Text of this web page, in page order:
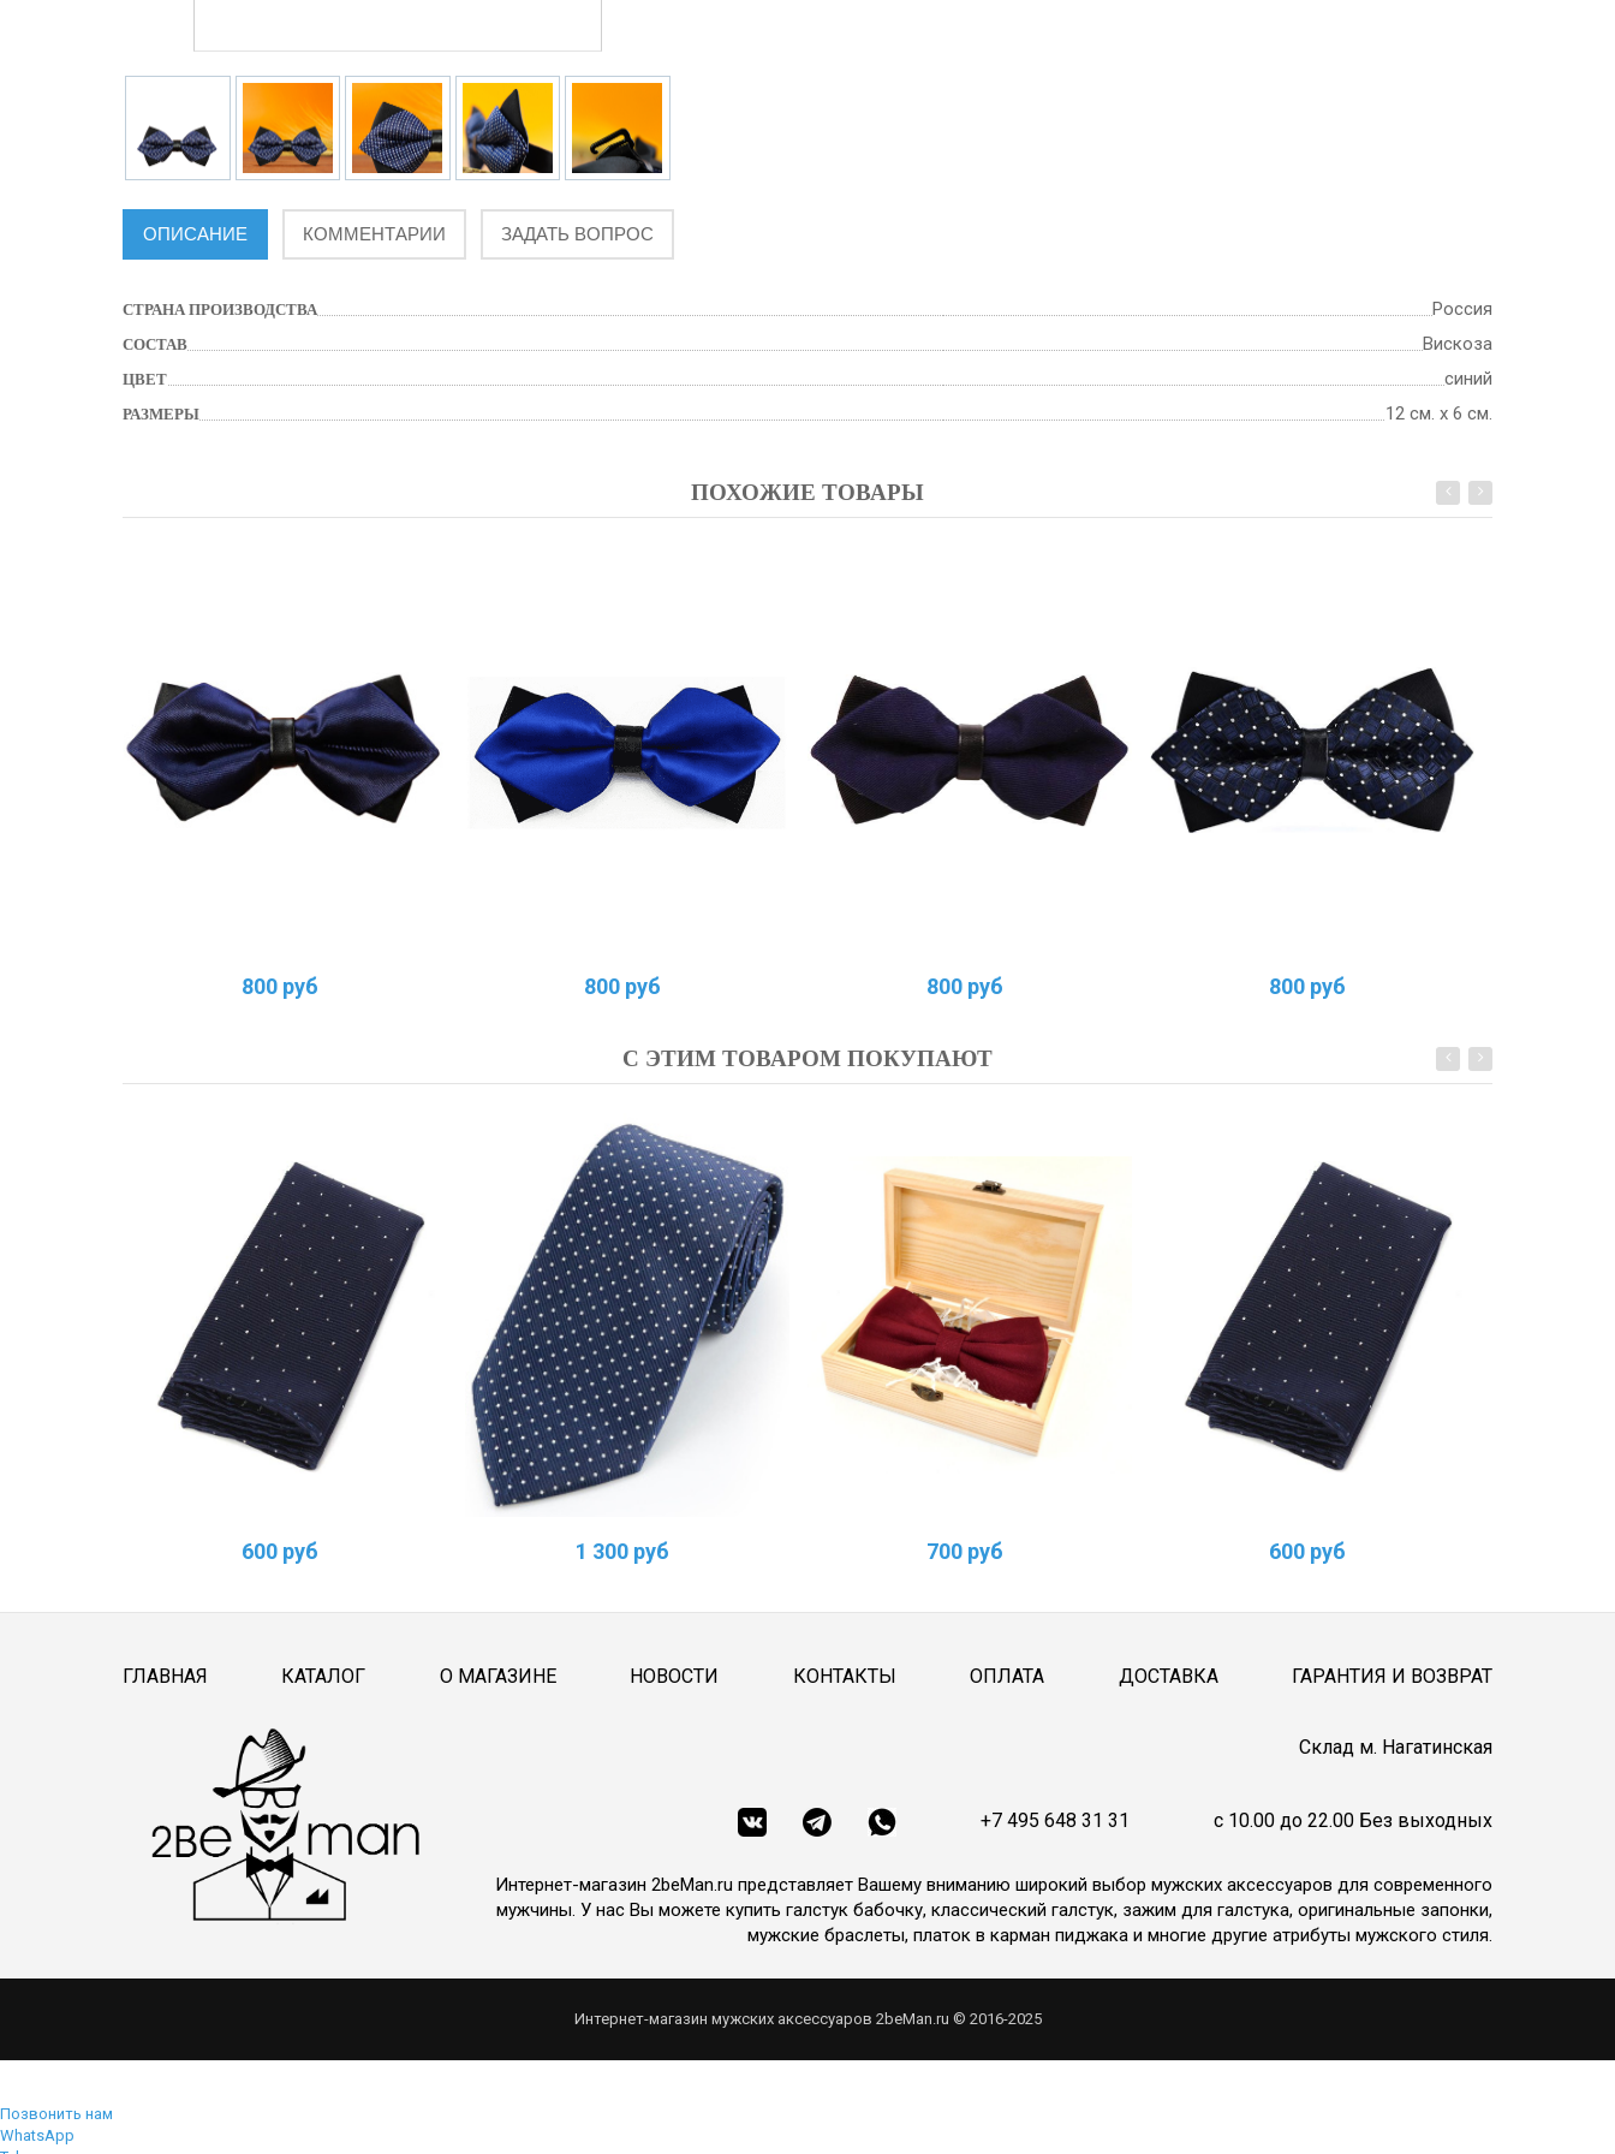
ОПИСАНИЕ КОММЕНТАРИИ ЗАДАТЬ ВОПРОС
СТРАНА ПРОИЗВОДСТВА Россия
СОСТАВ Вискоза
ЦВЕТ синий
РАЗМЕРЫ 12 см. х 6 см.
ПОХОЖИЕ ТОВАРЫ
800 руб 800 руб 800 руб 800 руб
С ЭТИМ ТОВАРОМ ПОКУПАЮТ
600 руб 1 300 руб 700 руб 600 руб
ГЛАВНАЯ КАТАЛОГ О МАГАЗИНЕ НОВОСТИ КОНТАКТЫ ОПЛАТА ДОСТАВКА ГАРАНТИЯ И ВОЗВРАТ
Cклад м. Нагатинская
+7 495 648 31 31 c 10.00 до 22.00 Без выходных
Интернет-магазин 2beMan.ru представляет Вашему вниманию широкий выбор мужских аксессуаров для современного
мужчины. У нас Вы можете купить галстук бабочку, классический галстук, зажим для галстука, оригинальные запонки,
мужские браслеты, платок в карман пиджака и многие другие атрибуты мужского стиля.
Интернет-магазин мужских аксессуаров 2beMan.ru © 2016-2025
Позвонить нам
WhatsApp